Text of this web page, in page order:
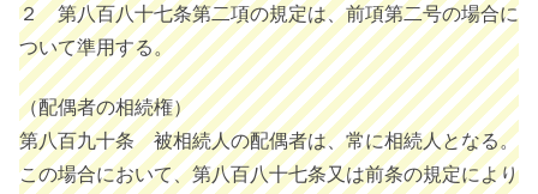
２ 第八百八十七条第二項の規定は、前項第二号の場合に
ついて準用する。
（配偶者の相続権）
第八百九十条 被相続人の配偶者は、常に相続人となる。
この場合において、第八百八十七条又は前条の規定により